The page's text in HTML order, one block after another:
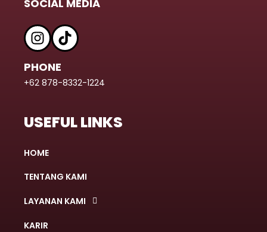
SOCIAL MEDIA
PHONE
+62 878-8332-1224
USEFUL LINKS
HOME
TENTANG KAMI
LAYANAN KAMI
KARIR